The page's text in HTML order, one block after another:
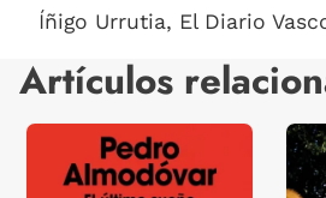
Íñigo Urrutia, El Diario
Artículos